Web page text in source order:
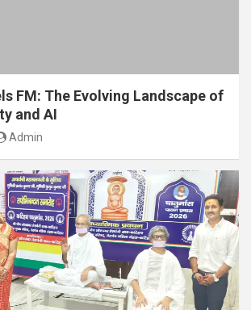
FM: The Evolving Landscape of
and AI
Admin